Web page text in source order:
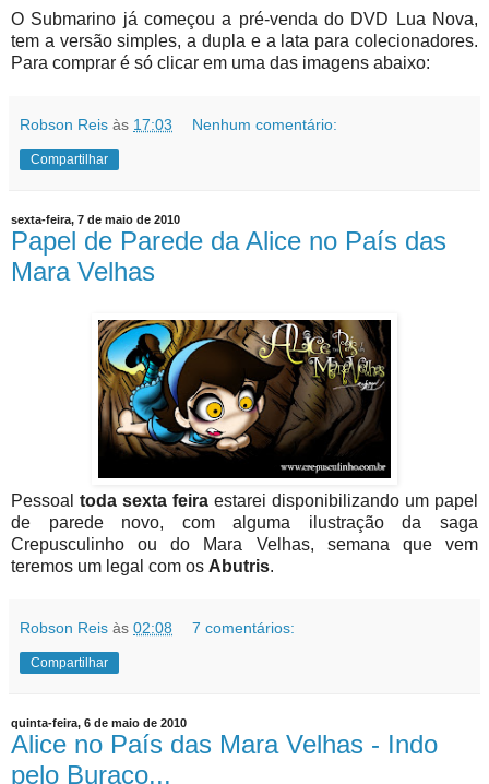
O Submarino já começou a pré-venda do DVD Lua Nova,
tem a versão simples, a dupla e a lata para colecionadores.
Para comprar é só clicar em uma das imagens abaixo:
Robson Reis às 17:03 Nenhum comentário:
Compartilhar
sexta-feira, 7 de maio de 2010
Papel de Parede da Alice no País das
Mara Velhas
Pessoal toda sexta feira estarei disponibilizando um papel
de parede novo, com alguma ilustração da saga
Crepusculinho ou do Mara Velhas, semana que vem
teremos um legal com os Abutris.
Robson Reis às 02:08 7 comentários:
Compartilhar
quinta-feira, 6 de maio de 2010
Alice no País das Mara Velhas - Indo
pelo Buraco...